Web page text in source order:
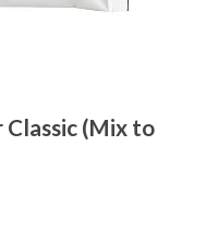
Classic (Mix to